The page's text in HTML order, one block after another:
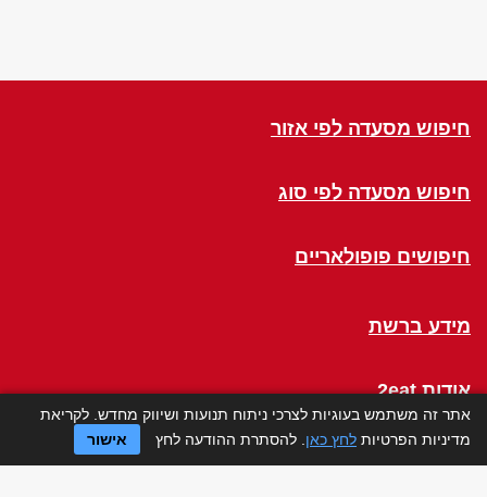
חיפוש מסעדה לפי אזור
חיפוש מסעדה לפי סוג
חיפושים פופולאריים
מידע ברשת
אודות 2eat
Click a Table
אתר זה משתמש בעוגיות לצרכי ניתוח תנועות ושיווק מחדש. לקריאת
מדיניות הפרטיות לחץ כאן . להסתרת ההודעה לחץ אישור